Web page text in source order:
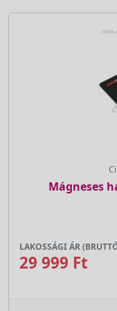
Mágneses
LAKOSSÁGI ÁR
29 999 Ft